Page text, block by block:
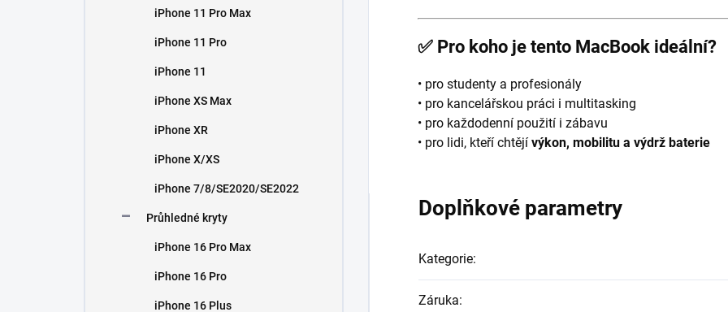
iPhone 11 Pro Max
iPhone 11 Pro
iPhone 11
iPhone XS Max
iPhone XR
iPhone X/XS
iPhone 7/8/SE2020/SE2022
Průhledné kryty
iPhone 16 Pro Max
iPhone 16 Pro
iPhone 16 Plus
✅ Pro koho je tento MacBook ideální?
• pro studenty a profesionály
• pro kancelářskou práci i multitasking
• pro každodenní použití i zábavu
• pro lidi, kteří chtějí výkon, mobilitu a výdrž baterie
Doplňkové parametry
Kategorie:
Záruka: